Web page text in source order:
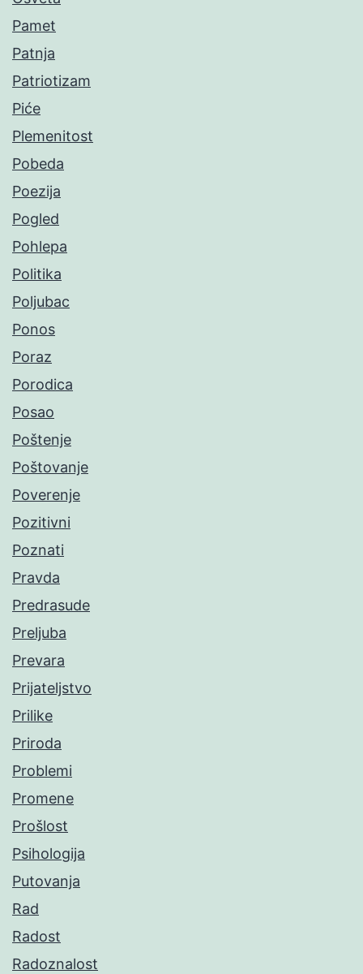
Pamet
Patnja
Patriotizam
Piće
Plemenitost
Pobeda
Poezija
Pogled
Pohlepa
Politika
Poljubac
Ponos
Poraz
Porodica
Posao
Poštenje
Poštovanje
Poverenje
Pozitivni
Poznati
Pravda
Predrasude
Preljuba
Prevara
Prijateljstvo
Prilike
Priroda
Problemi
Promene
Prošlost
Psihologija
Putovanja
Rad
Radost
Radoznalost